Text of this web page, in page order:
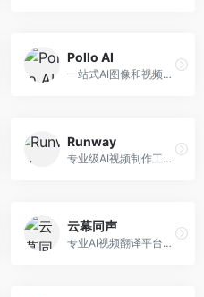
Pollo AI
一站式AI图像和视频创作平台，整合多种生成工具。面向内容创作者，提供文生图、文生视频、视频编辑等服务，创作工具全面，一站式体验便捷。
Runway
专业级AI视频制作工具，支持视频生成与编辑。面向影视制作人和创意工作者，提供文生视频、视频编辑、绿幕抠像等专业功能，视频处理能力强，适合专业创作场景。
云幕同声
专业AI视频翻译平台，支持视频多语言配音和字幕生成。面向跨境电商和内容出海从业者，提供视频翻译、配音、字幕生成等服务，多语言支持完善。